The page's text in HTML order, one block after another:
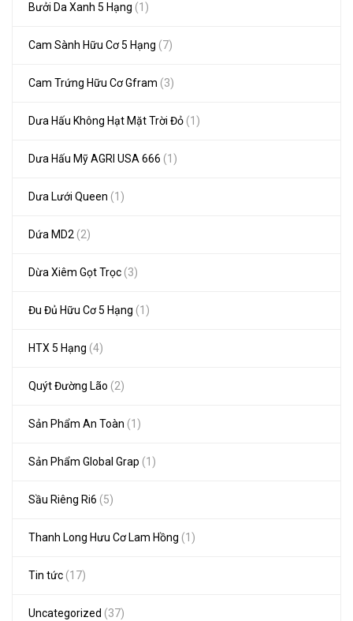
Bưởi Da Xanh 5 Hạng (1)
Cam Sành Hữu Cơ 5 Hạng (7)
Cam Trứng Hữu Cơ Gfram (3)
Dưa Hấu Không Hạt Mặt Trời Đỏ (1)
Dưa Hấu Mỹ AGRI USA 666 (1)
Dưa Lưới Queen (1)
Dứa MD2 (2)
Dừa Xiêm Gọt Trọc (3)
Đu Đủ Hữu Cơ 5 Hạng (1)
HTX 5 Hạng (4)
Quýt Đường Lão (2)
Sản Phẩm An Toàn (1)
Sản Phẩm Global Grap (1)
Sầu Riêng Ri6 (5)
Thanh Long Hưu Cơ Lam Hồng (1)
Tin tức (17)
Uncategorized (37)